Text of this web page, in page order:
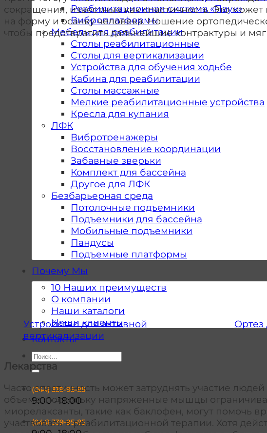
Реабилитационная система «Паук»
Виброплатформы
Мебель для реабилитации
Столы реабилитационные
Столы для вертикализации
Устройства для обучения ходьбе
Кабина для реабилитации
Столы массажные
Мелкие реабилитационные устройства
Кресла для купания
ЛФК
Вибротренажеры
Восстановление координации
Забавные зверьки
Комплект для бассейна
Другое для ЛФК
Безбарьерная среда
Потолочные подъемники
Подъемники для бассейна
Мобильные подъемники
Пандусы
Подъемные платформы
Почему Мы
10 Наших преимуществ
О компании
Наши каталоги
Наши клиенты
Контакты
Искать:
(044)339-95-85
9:00 -18:00
(044)339-95-85
сокращения, известные как спастичность. Это
на форму и осанку человека. Ношение
чтобы предотвратить дальнейшие контрактуры и
Устройство для активной
вертикализации
Ортез
Лекарства
Часто спастичность может затруднять участие
объеме, поскольку напряженные мышцы
миорелаксанты, такие как баклофен, могут помочь
участвовать в реабилитационной терапии. Хотя